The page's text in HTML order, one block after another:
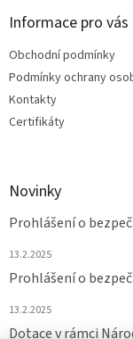
Informace pro vás
Obchodní podmínky
Podmínky ochrany
Kontakty
Certifikáty
Novinky
Prohlášení o
13.2.2025
Prohlášení o
13.2.2025
Dotace v rámci